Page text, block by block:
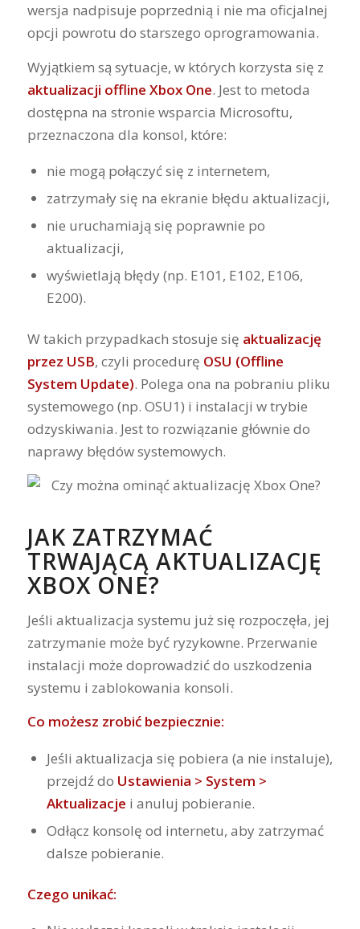
wersja nadpisuje poprzednią i nie ma oficjalnej
opcji powrotu do starszego oprogramowania.
Wyjątkiem są sytuacje, w których korzysta się z
aktualizacji offline Xbox One. Jest to metoda
dostępna na stronie wsparcia Microsoftu,
przeznaczona dla konsol, które:
nie mogą połączyć się z internetem,
zatrzymały się na ekranie błędu aktualizacji,
nie uruchamiają się poprawnie po
aktualizacji,
wyświetlają błędy (np. E101, E102, E106,
E200).
W takich przypadkach stosuje się aktualizację
przez USB, czyli procedurę OSU (Offline
System Update). Polega ona na pobraniu pliku
systemowego (np. OSU1) i instalacji w trybie
odzyskiwania. Jest to rozwiązanie głównie do
naprawy błędów systemowych.
JAK ZATRZYMAĆ
TRWAJĄCĄ AKTUALIZACJĘ
XBOX ONE?
Jeśli aktualizacja systemu już się rozpoczęła, jej
zatrzymanie może być ryzykowne. Przerwanie
instalacji może doprowadzić do uszkodzenia
systemu i zablokowania konsoli.
Co możesz zrobić bezpiecznie:
Jeśli aktualizacja się pobiera (a nie instaluje),
przejdź do Ustawienia > System >
Aktualizacje i anuluj pobieranie.
Odłącz konsolę od internetu, aby zatrzymać
dalsze pobieranie.
Czego unikać: